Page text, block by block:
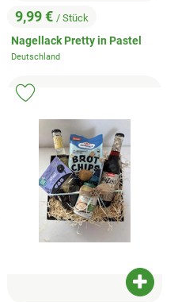
, Preis:
9,99 € / Stück
Nagellack Pretty in Pastel
, Herkunft:
Deutschland
zum Warenkorb hinzufügen